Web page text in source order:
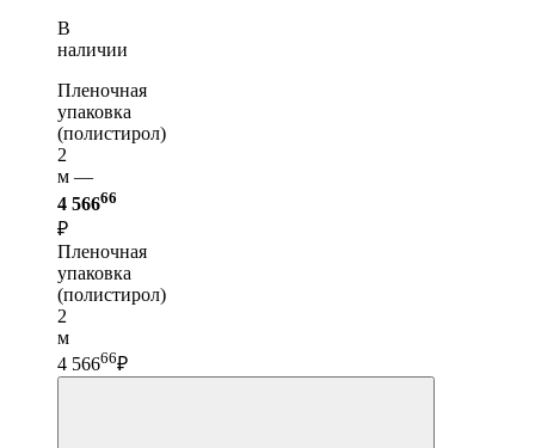
В
наличии
Пленочная
упаковка
(полистирол)
2
м —
4 56666
₽
Пленочная
упаковка
(полистирол)
2
м
4 56666₽